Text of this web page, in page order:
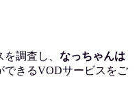
調査し、 なっちゃんは
できるVODサービスをご